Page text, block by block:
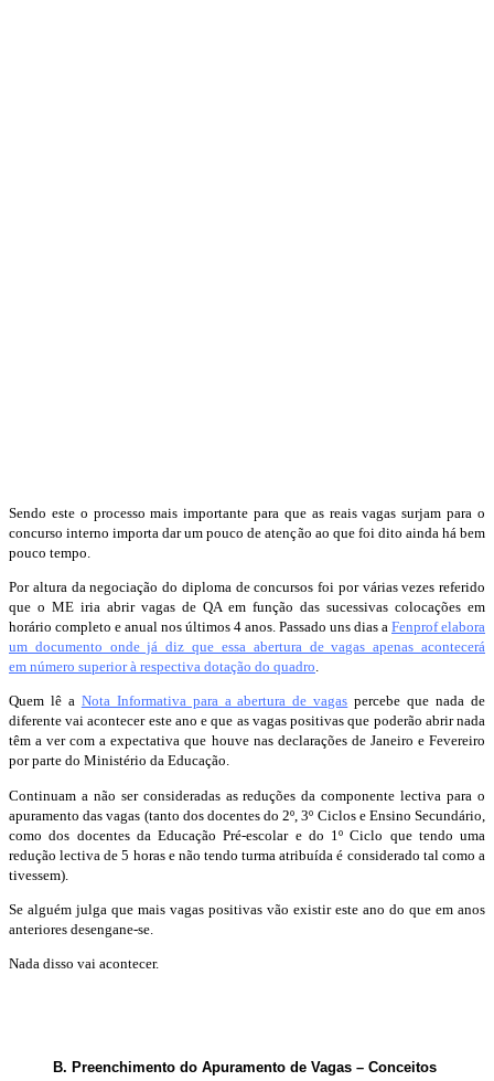
Sendo este o processo mais importante para que as reais vagas surjam para o
concurso interno importa dar um pouco de atenção ao que foi dito ainda há bem
pouco tempo.
Por altura da negociação do diploma de concursos foi por várias vezes referido
que o ME iria abrir vagas de QA em função das sucessivas colocações em
horário completo e anual nos últimos 4 anos. Passado uns dias a Fenprof elabora
um documento onde já diz que essa abertura de vagas apenas acontecerá
em número superior à respectiva dotação do quadro.
Quem lê a Nota Informativa para a abertura de vagas percebe que nada de
diferente vai acontecer este ano e que as vagas positivas que poderão abrir nada
têm a ver com a expectativa que houve nas declarações de Janeiro e Fevereiro
por parte do Ministério da Educação.
Continuam a não ser consideradas as reduções da componente lectiva para o
apuramento das vagas (tanto dos docentes do 2º, 3º Ciclos e Ensino Secundário,
como dos docentes da Educação Pré-escolar e do 1º Ciclo que tendo uma
redução lectiva de 5 horas e não tendo turma atribuída é considerado tal como a
tivessem).
Se alguém julga que mais vagas positivas vão existir este ano do que em anos
anteriores desengane-se.
Nada disso vai acontecer.
B. Preenchimento do Apuramento de Vagas – Conceitos